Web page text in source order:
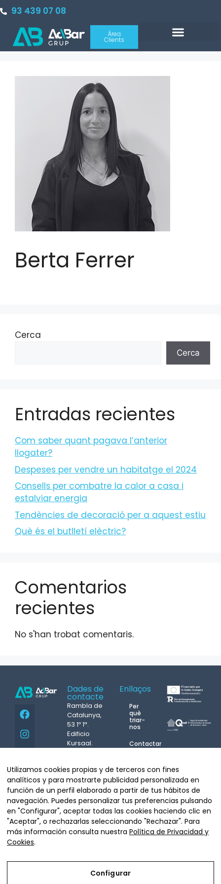
93 439 07 08
Àrea
Clients
Berta Ferrer
Cerca
Cerca
Entradas recientes
Com saber quant pagava l’anterior
llogater?
Despeses per vendre un habitatge el 2024
Consells per combatre la calor a casa i
estalviar energia
Tendències de decoració per a aquest estiu
Què és el butlletí elèctric?
Comentarios
recientes
No s'han trobat comentaris.
Copyright©
Grupo Acbar
Dades de
contacte
Rambla de
Catalunya,
53 1º 1ª.
Edificio
Kursaal.
Tel.93 439
07 08
info@grupacbar.com
Arquitecte
Moragas, 20.
Barcelona
Enllaços
Per
què
triar-
nos
Contactar
24h.
M.687
431 004
Whatsapp
Utilizamos cookies propias y de terceros con fines
analíticos y para mostrarte publicidad personalizada en
función de un perfil elaborado a partir de tus hábitos de
navegación. Puedes personalizar tus preferencias pulsando
en "Configurar", aceptar todas las cookies haciendo clic en
"Aceptar", o rechazarlas seleccionando "Rechazar". Para
más información consulta nuestra Política de Privacidad y
Cookies.
Configurar